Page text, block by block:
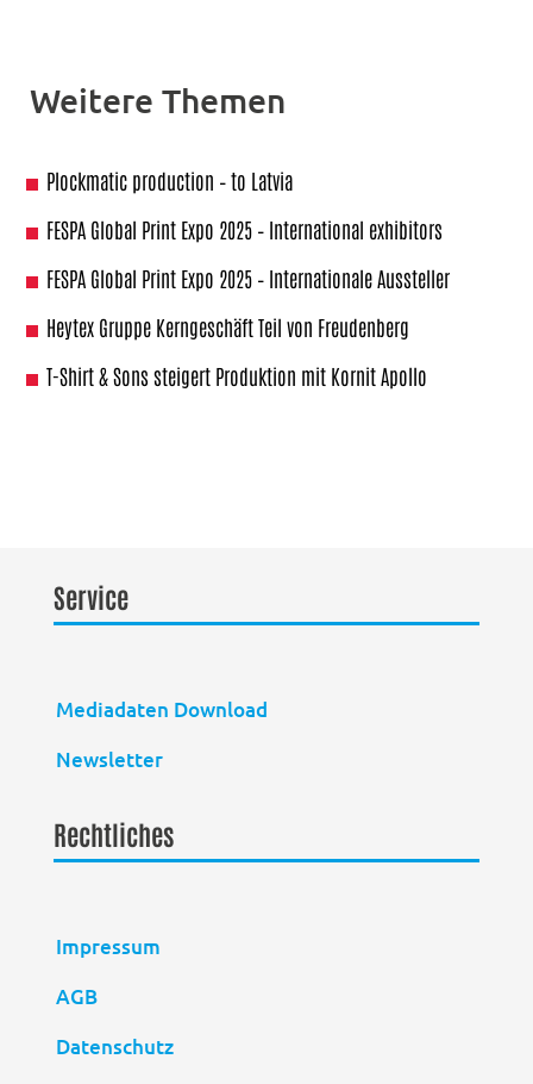
Weitere Themen
Plockmatic production – to Latvia
FESPA Global Print Expo 2025 – International exhibitors
FESPA Global Print Expo 2025 – Internationale Aussteller
Heytex Gruppe Kerngeschäft Teil von Freudenberg
T-Shirt & Sons steigert Produktion mit Kornit Apollo
Service
Mediadaten Download
Newsletter
Rechtliches
Impressum
AGB
Datenschutz